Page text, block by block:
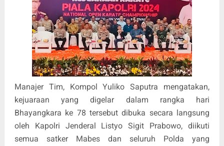
Manajer Tim, Kompol Yuliko Saputra mengatakan,
kejuaraan yang digelar dalam rangka hari
Bhayangkara ke 78 tersebut dibuka secara langsung
oleh Kapolri Jenderal Listyo Sigit Prabowo, diikuti
semua satker Mabes dan seluruh Polda yang